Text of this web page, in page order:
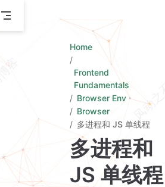
Home
Frontend
Fundamentals
Browser Env
Browser
多进程和 JS 单线程
多进程和
JS 单线程